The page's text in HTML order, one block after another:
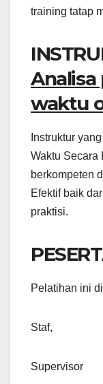
training tatap
waktu
Instruktur
Waktu Secara
berkompeten
Efektif baik
praktisi.
Pelatihan ini
Staf,
Supervisor